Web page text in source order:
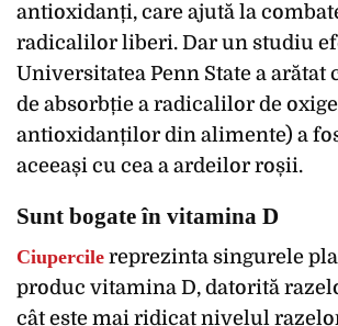
antioxidanți, care ajută la
radicalilor liberi. Dar un studiu
Universitatea Penn State a arătat
de absorbție a radicalilor de
antioxidanților din alimente) a
aceeași cu cea a ardeilor roșii.
Sunt bogate în vitamina D
Ciupercile reprezinta singurele
produc vitamina D, datorită
cât este mai ridicat nivelul